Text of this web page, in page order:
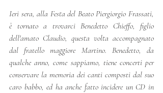
Ieri sera, alla Festa del Beato Piergiorgio Frassati,
è tornato a trovarci Benedetto Chieffo, figlio
dell'amato Claudio, questa volta accompagnato
dal fratello maggiore Martino. Benedetto, da
qualche anno, come sappiamo, tiene concerti per
conservare la memoria dei canti composti dal suo
caro babbo, ed ha anche fatto incidere un CD in